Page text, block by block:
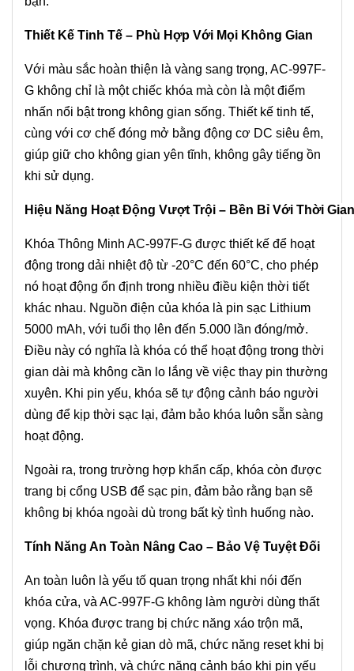
Thiết Kế Tinh Tế – Phù Hợp Với Mọi Không Gian
Với màu sắc hoàn thiện là vàng sang trọng, AC-997F-
G không chỉ là một chiếc khóa mà còn là một điểm
nhấn nổi bật trong không gian sống. Thiết kế tinh tế,
cùng với cơ chế đóng mở bằng động cơ DC siêu êm,
giúp giữ cho không gian yên tĩnh, không gây tiếng ồn
khi sử dụng.
Hiệu Năng Hoạt Động Vượt Trội – Bền Bỉ Với Thời Gian
Khóa Thông Minh AC-997F-G được thiết kế để hoạt
động trong dải nhiệt độ từ -20°C đến 60°C, cho phép
nó hoạt động ổn định trong nhiều điều kiện thời tiết
khác nhau. Nguồn điện của khóa là pin sạc Lithium
5000 mAh, với tuổi thọ lên đến 5.000 lần đóng/mở.
Điều này có nghĩa là khóa có thể hoạt động trong thời
gian dài mà không cần lo lắng về việc thay pin thường
xuyên. Khi pin yếu, khóa sẽ tự động cảnh báo người
dùng để kịp thời sạc lại, đảm bảo khóa luôn sẵn sàng
hoạt động.
Ngoài ra, trong trường hợp khẩn cấp, khóa còn được
trang bị cổng USB để sạc pin, đảm bảo rằng bạn sẽ
không bị khóa ngoài dù trong bất kỳ tình huống nào.
Tính Năng An Toàn Nâng Cao – Bảo Vệ Tuyệt Đối
An toàn luôn là yếu tố quan trọng nhất khi nói đến
khóa cửa, và AC-997F-G không làm người dùng thất
vọng. Khóa được trang bị chức năng xáo trộn mã,
giúp ngăn chặn kẻ gian dò mã, chức năng reset khi bị
lỗi chương trình, và chức năng cảnh báo khi pin yếu